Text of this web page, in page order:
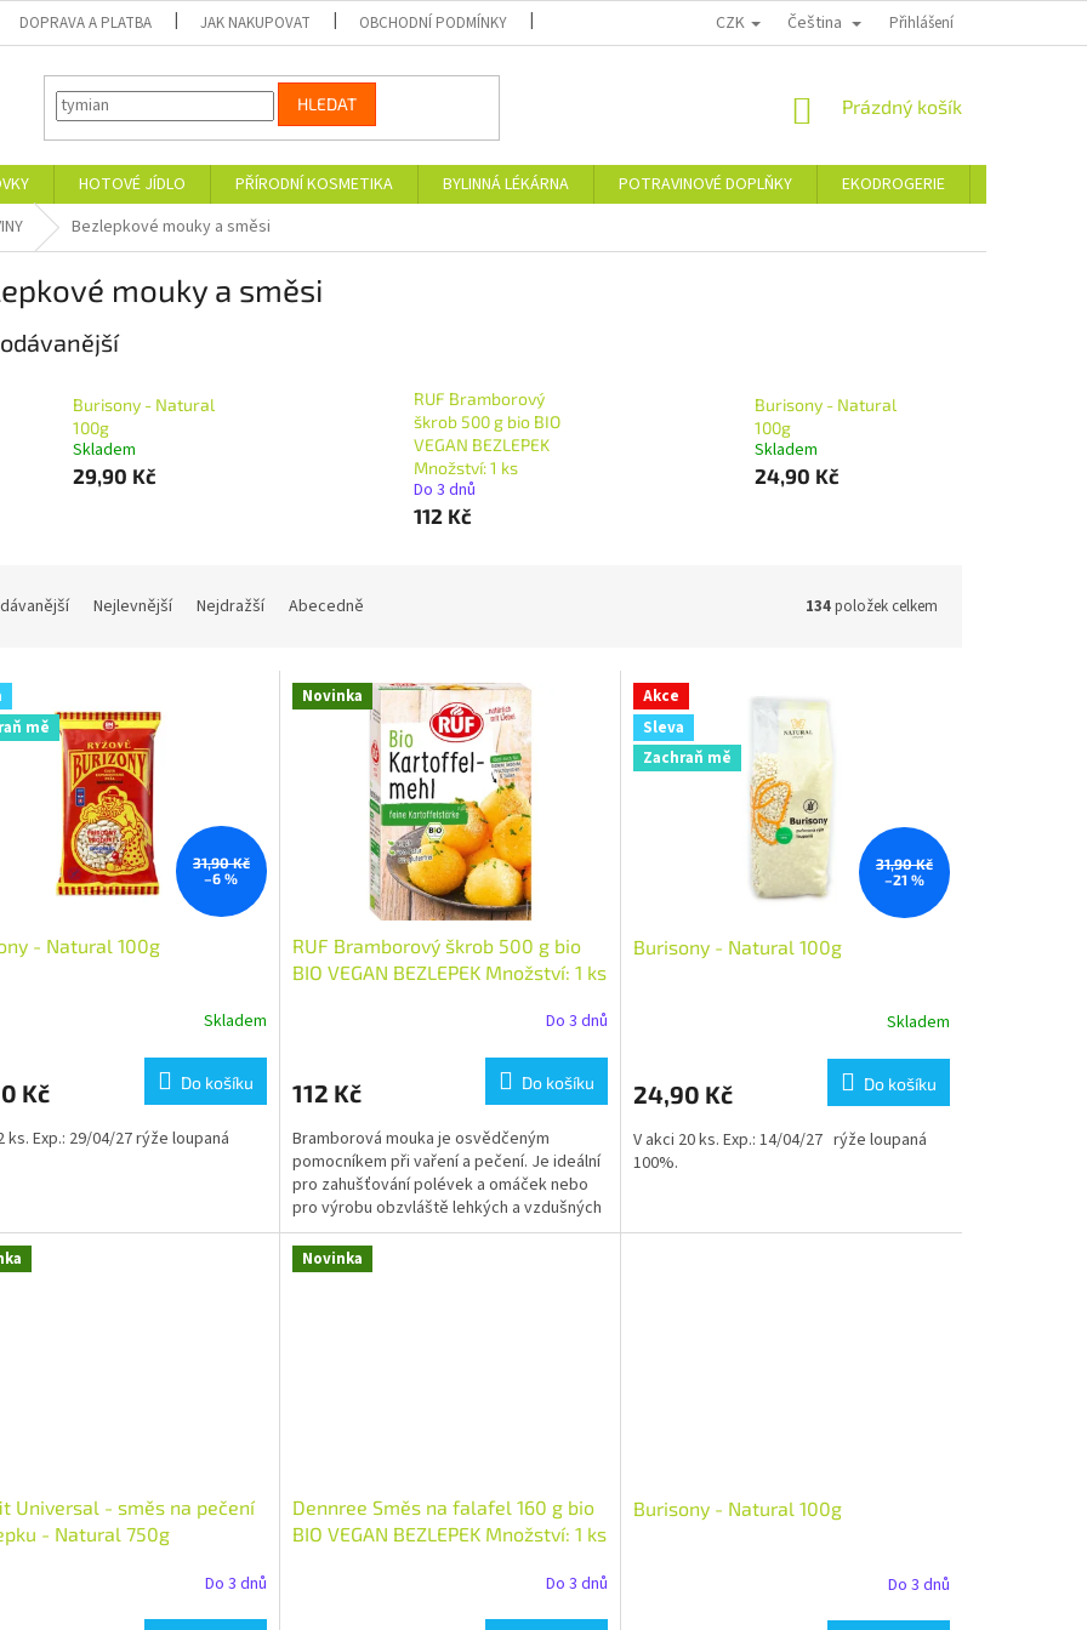
DOPRAVA A PLATBA JAK NAKUPOVAT OBCHODNÍ PODMÍNKY PODMÍNKY OCHRANY OSOBNÍCH ÚDAJŮ MOJE OBJEDNÁVKA
CZK Čeština Přihlášení
HLEDAT
NÁKUPNÍ
Prázdný košík
HOTOVÉ JÍDLO PŘÍRODNÍ KOSMETIKA BYLINNÁ LÉKÁRNA POTRAVINOVÉ DOPLŇKY EKODROGERIE
Bezlepkové mouky a směsi
mouky a směsi
Burisony - Natural
100g
Skladem
29,90 Kč
RUF Bramborový
škrob 500 g bio BIO
VEGAN BEZLEPEK
Množství: 1 ks
Do 3 dnů
112 Kč
Burisony - Natural
100g
Skladem
24,90 Kč
Nejlevnější Nejdražší Abecedně 134položek celkem
mě
31,90 Kč
–6 %
- Natural 100g
Skladem
Kč Do košíku
ks. Exp.: 29/04/27 rýže loupaná
Novinka
RUF Bramborový škrob 500 g bio
BIO VEGAN BEZLEPEK Množství: 1 ks
Do 3 dnů
112 Kč Do košíku
Bramborová mouka je osvědčeným
pomocníkem při vaření a pečení. Je ideální
pro zahušťování polévek a omáček nebo
pro výrobu obzvláště lehkých a vzdušných
pečiv. Bramborová mouka...
Akce
Sleva
Zachraň mě
31,90 Kč
–21 %
Burisony - Natural 100g
Skladem
24,90 Kč Do košíku
V akci 20 ks. Exp.: 14/04/27 rýže loupaná
100%.
Universal - směs na pečení
- Natural 750g
Do 3 dnů
Novinka
Dennree Směs na falafel 160 g bio
BIO VEGAN BEZLEPEK Množství: 1 ks
Do 3 dnů
Burisony - Natural 100g
Do 3 dnů